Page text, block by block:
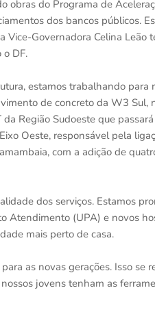
obras do Programa de
dos bancos públicos.
Governadora Celina Leão
DF.
estamos trabalhando para
de concreto da W3 Sul,
Região Sudoeste que
Oeste, responsável pela
com a adição de
dos serviços. Estamos
Atendimento (UPA) e novos
mais perto de casa.
as novas gerações. Isso se
jovens tenham as